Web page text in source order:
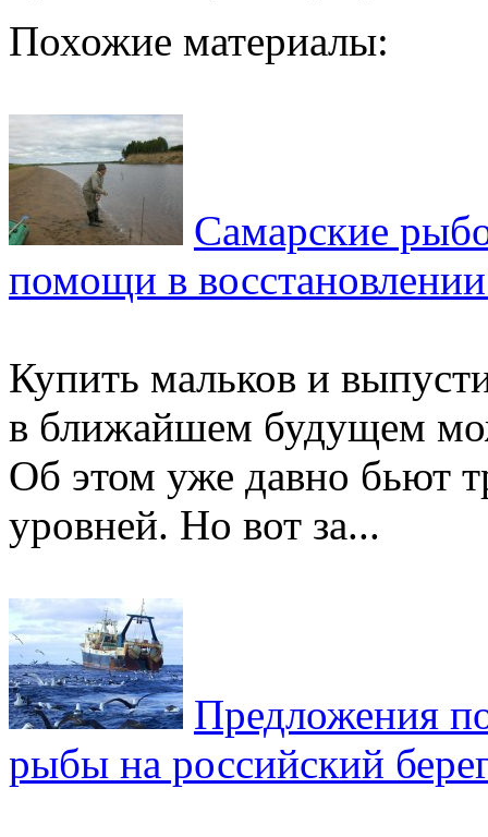
Похожие материалы:
Самарские
помощи в
Купить мальков и
в ближайшем будущем
Об этом уже давно бьют
уровней. Но вот за...
Предложения
рыбы на российский